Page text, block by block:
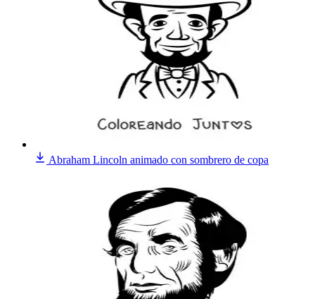
Abraham Lincoln animado con sombrero de copa